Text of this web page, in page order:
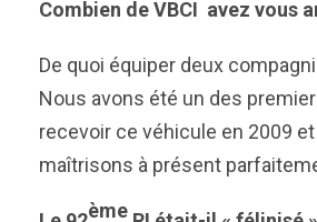
Combien de VBCI avez vous
De quoi équiper deux
Nous avons été un des
recevoir ce véhicule en 2009
maîtrisons à présent
ème